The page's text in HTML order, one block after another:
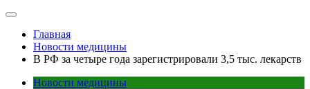
Главная
Новости медицины
В РФ за четыре года зарегистрировали 3,5 тыс. лекарств
Новости медицины